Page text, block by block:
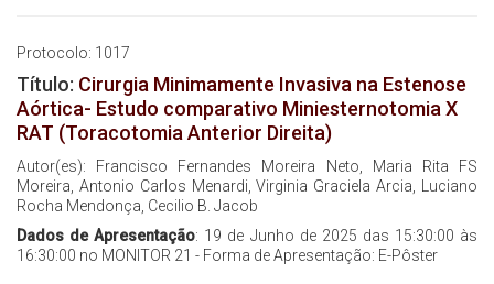
Protocolo: 1017
Título: Cirurgia Minimamente Invasiva na Estenose
Aórtica- Estudo comparativo Miniesternotomia X
RAT (Toracotomia Anterior Direita)
Autor(es): Francisco Fernandes Moreira Neto, Maria Rita FS
Moreira, Antonio Carlos Menardi, Virginia Graciela Arcia, Luciano
Rocha Mendonça, Cecilio B. Jacob
Dados de Apresentação: 19 de Junho de 2025 das 15:30:00 às
16:30:00 no MONITOR 21 - Forma de Apresentação: E-Pôster